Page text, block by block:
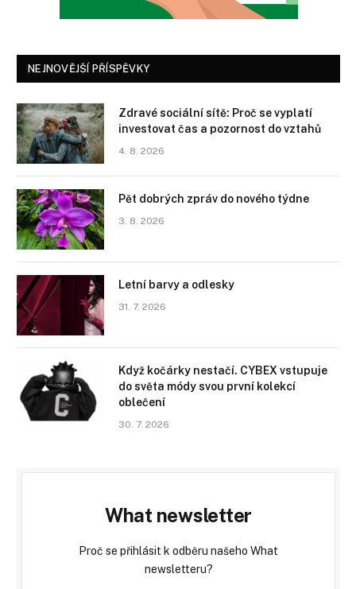
NEJNOVĚJŠÍ PŘÍSPĚVKY
Zdravé sociální sítě: Proč se vyplatí
investovat čas a pozornost do vztahů
4. 8. 2026
Pět dobrých zpráv do nového týdne
3. 8. 2026
Letní barvy a odlesky
31. 7. 2026
Když kočárky nestačí. CYBEX vstupuje
do světa módy svou první kolekcí
oblečení
30. 7. 2026
What newsletter
Proč se přihlásit k odběru našeho What
newsletteru?